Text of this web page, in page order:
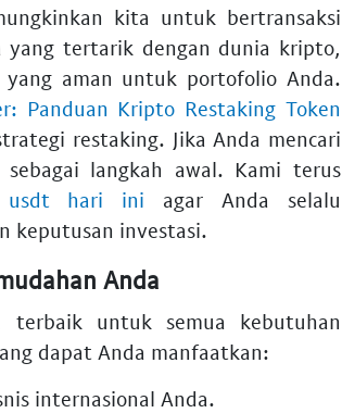
kita untuk bertransaksi
yang tertarik dengan dunia kripto,
yang aman untuk portofolio Anda.
Panduan Kripto Restaking Token
restaking. Jika Anda mencari
sebagai langkah awal. Kami terus
usdt hari ini agar Anda selalu
keputusan investasi.
Anda
terbaik untuk semua kebutuhan
dapat Anda manfaatkan:
internasional Anda.